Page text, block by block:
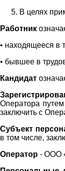
В целях
Работник
• находящееся в
• бывшее в
Кандидат
Оператора
заключить с
Субъект
в том числе,
Оператор - ООО